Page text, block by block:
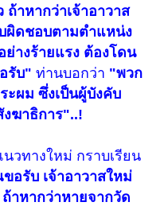
าหากว่าเจ้าอาวาส
ผิดชอบตามตำแหน่ง
ย่างร้ายแรง ต้องโดน
รับ" ท่านบอกว่า "พวก
ะผม ซึ่งเป็นผู้บังคับ
ฆาธิการ"..!
วทางใหม่ กราบเรียน
อรับ เจ้าอาวาสใหม่
าหากว่าหายจากวัด